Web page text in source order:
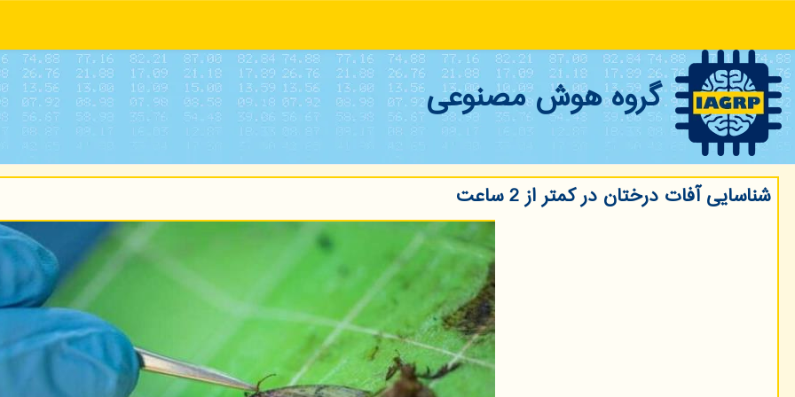
گروه هوش مصنوعی
شناسایی آفات درختان در كمتر از 2 ساعت